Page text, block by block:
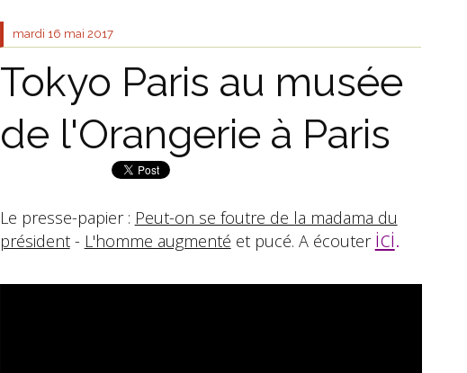
mardi 16 mai 2017
Tokyo Paris au musée
de l'Orangerie à Paris
Le presse-papier : Peut-on se foutre de la madama du
président- L'homme augmenté et pucé. A écouter ici.